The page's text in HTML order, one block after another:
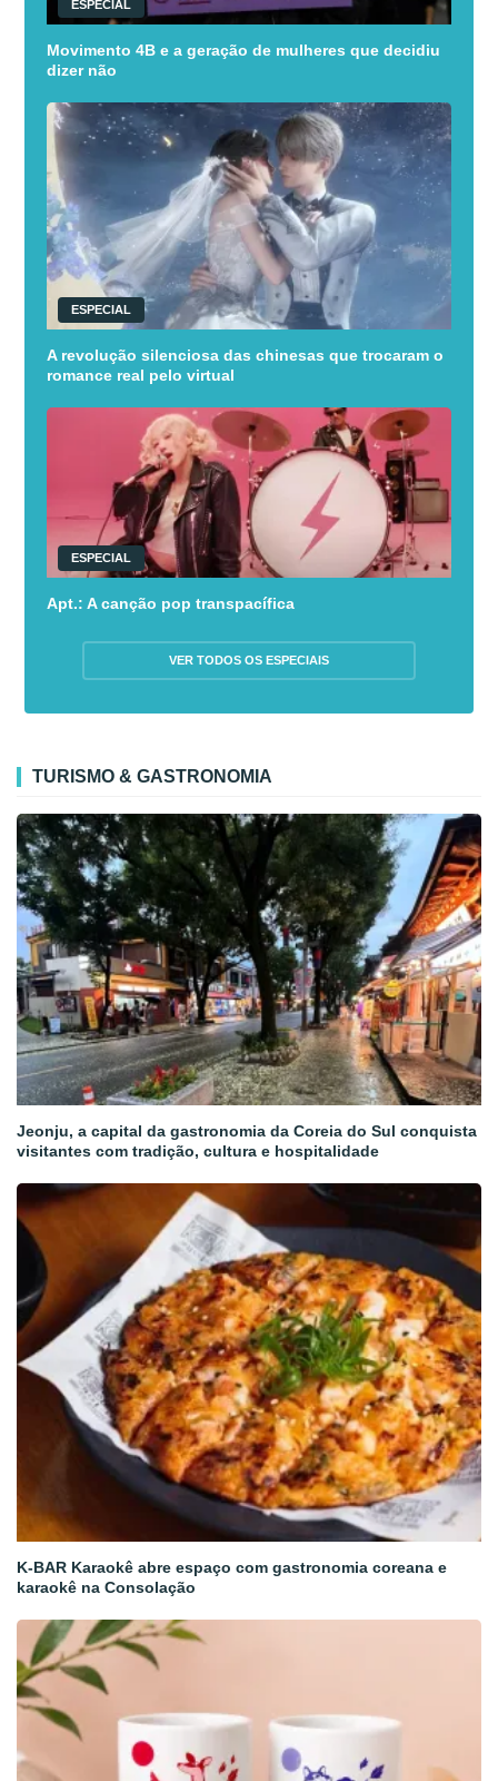
ESPECIAL
Movimento 4B e a geração de mulheres que decidiu
dizer não
ESPECIAL
A revolução silenciosa das chinesas que trocaram o
romance real pelo virtual
ESPECIAL
Apt.: A canção pop transpacífica
VER TODOS OS ESPECIAIS
TURISMO & GASTRONOMIA
Jeonju, a capital da gastronomia da Coreia do Sul conquista
visitantes com tradição, cultura e hospitalidade
K-BAR Karaokê abre espaço com gastronomia coreana e
karaokê na Consolação